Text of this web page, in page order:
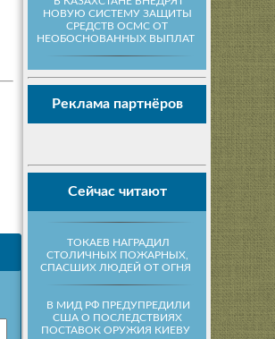
НОВУЮ СИСТЕМУ ЗАЩИТЫ
СРЕДСТВ ОСМС ОТ
НЕОБОСНОВАННЫХ ВЫПЛАТ
Реклама партнёров
Сейчас читают
ТОКАЕВ НАГРАДИЛ
СТОЛИЧНЫХ ПОЖАРНЫХ,
СПАСШИХ ЛЮДЕЙ ОТ ОГНЯ
В МИД РФ ПРЕДУПРЕДИЛИ
США О ПОСЛЕДСТВИЯХ
ПОСТАВОК ОРУЖИЯ КИЕВУ